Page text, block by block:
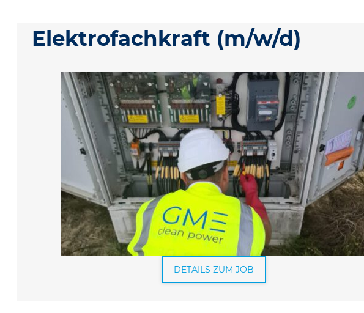
Elektrofachkraft (m/w/d)
DETAILS ZUM JOB